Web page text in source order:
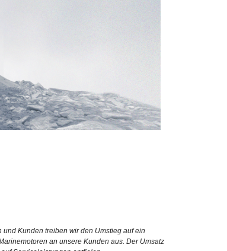
Kunden treiben wir den Umstieg auf ein
an unsere Kunden aus. Der Umsatz